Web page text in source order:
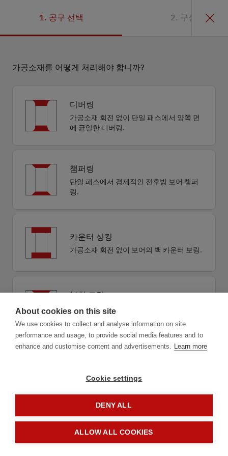
1. 공구 선택 2. 구성
1.1 적용
가공소재를 어떻게 처리해야 합니까?
디버링
가공소재 회전 없이 단일 패스에서 양쪽 면
에 균일한 디버링.
챔퍼링
단일 패스에서 경제적인 전후방 보어 챔퍼
링.
카운터 싱킹
가공소재 회전 없이 보어의 백 카운터 보링.
복합 드릴
디버링, 챔퍼링 혹은 카운터 싱킹을 활용한
About cookies on this site
We use cookies to collect and analyse information on site
performance and usage, to provide social media features and to
enhance and customise content and advertisements. Learn more
Cookie settings
DENY ALL
ALLOW ALL COOKIES